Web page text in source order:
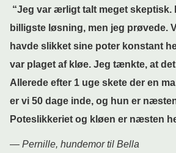
“Jeg var ærligt talt meget skeptisk.
billigste løsning, men jeg prøvede.
havde slikket sine poter konstant
var plaget af kløe. Jeg tænkte, at
Allerede efter 1 uge skete der en
er vi 50 dage inde, og hun er
Poteslikkeriet og kløen er næsten
— Pernille, hundemor til Bella